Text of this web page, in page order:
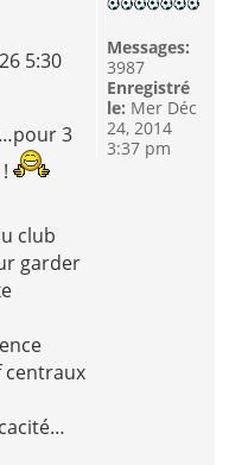
5:30
3
!
club
garder
centraux
Messages:
3987
Enregistré
le: Mer Déc
24, 2014
3:37 pm